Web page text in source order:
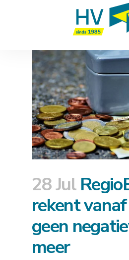
28 Jul
rekent
geen
meer